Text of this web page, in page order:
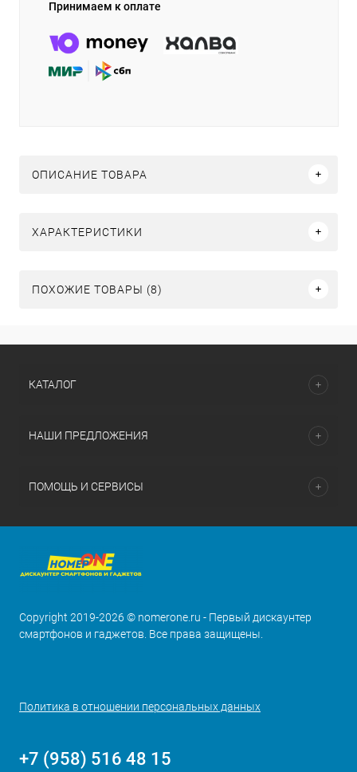
Принимаем к оплате
ОПИСАНИЕ ТОВАРА
ХАРАКТЕРИСТИКИ
ПОХОЖИЕ ТОВАРЫ (8)
КАТАЛОГ
НАШИ ПРЕДЛОЖЕНИЯ
ПОМОЩЬ И СЕРВИСЫ
Copyright 2019-2026 © nomerone.ru - Первый дискаунтер
смартфонов и гаджетов. Все права защищены.
Политика в отношении персональных данных
+7 (958) 516 48 15